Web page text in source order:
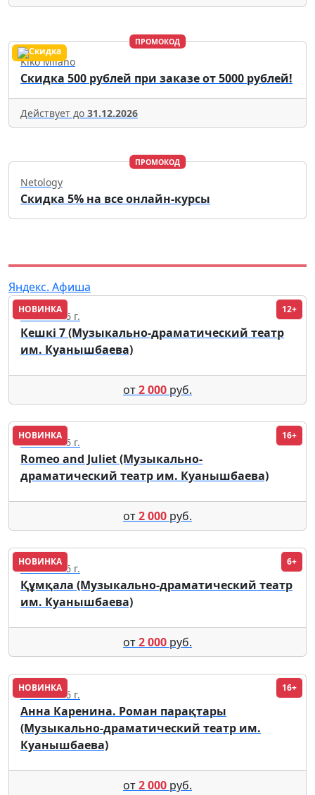
ПРОМОКОД
Kiko Milano
Скидка 500 рублей при заказе от 5000 рублей!
Действует до 31.12.2026
ПРОМОКОД
Netology
Скидка 5% на все онлайн-курсы
Яндекс. Афиша
НОВИНКА 12+
23.09.2026 г.
Кешкі 7 (Музыкально-драматический театр
им. Куанышбаева)
от2 000 руб.
НОВИНКА 16+
17.09.2026 г.
Romeo and Juliet (Музыкально-
драматический театр им. Куанышбаева)
от2 000 руб.
НОВИНКА 6+
18.09.2026 г.
Құмқала (Музыкально-драматический театр
им. Куанышбаева)
от2 000 руб.
НОВИНКА 16+
18.09.2026 г.
Анна Каренина. Роман парақтары
(Музыкально-драматический театр им.
Куанышбаева)
от2 000 руб.